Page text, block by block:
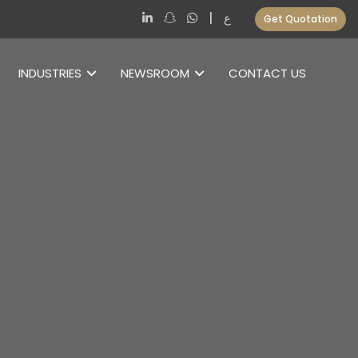
ع Get Quotation
INDUSTRIES NEWSROOM CONTACT US